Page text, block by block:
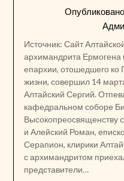
Опубликовано
Источник: Сайт
архимандрита Ермогена
епархии, отошедшего ко
жизни, совершил 14
Алтайский Сергий.
кафедральном соборе
Высокопреосвященству
и Алейский Роман,
Серапион, клирики
с архимандритом
представители…